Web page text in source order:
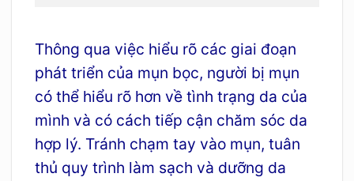
Thông qua việc hiểu rõ các giai đoạn
phát triển của mụn bọc, người bị mụn
có thể hiểu rõ hơn về tình trạng da của
mình và có cách tiếp cận chăm sóc da
hợp lý. Tránh chạm tay vào mụn, tuân
thủ quy trình làm sạch và dưỡng da